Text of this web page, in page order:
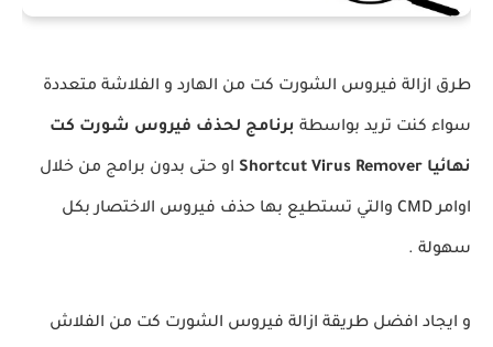
طرق ازالة فيروس الشورت كت من الهارد و الفلاشة متعددة
سواء كنت تريد بواسطة برنامج لحذف فيروس شورت كت
نهائيا Shortcut Virus Remover او حتى بدون برامج من خلال
اوامر CMD والتي تستطيع بها حذف فيروس الاختصار بكل
سهولة .
و ايجاد افضل طريقة ازالة فيروس الشورت كت من الفلاش